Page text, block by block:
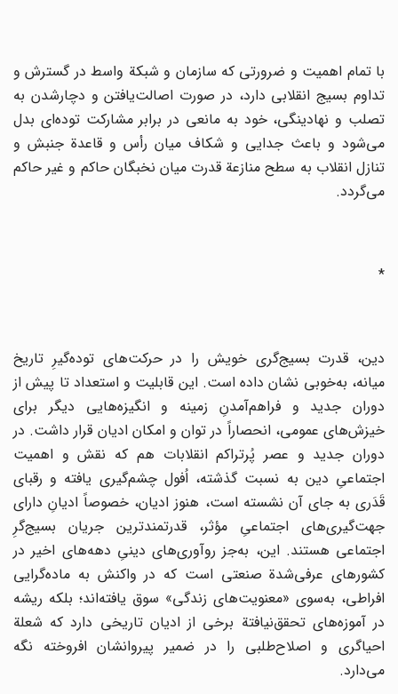
با تمام‌ اهمیت‌ و ضرورتی‌ که‌ سازمان‌ و شبکة‌ واسط‌ در گسترش‌ و
تداوم‌ بسیج‌ انقلابی‌ دارد، در صورت‌ اصالت‌یافتن‌ و دچارشدن‌ به
‌تصلب‌ و نهادینگی‌، خود به‌ مانعی‌ در برابر مشارکت‌ توده‌ای‌ بدل‌
می‌شود و باعث‌ جدایی‌ و شکاف‌ میان‌ رأس‌ و قاعدة‌ جنبش‌ و
تنازل ‌انقلاب‌ به‌ سطح‌ منازعة‌ قدرت‌ میان‌ نخبگان‌ حاکم‌ و غیر حاکم‌
می‌گردد.
دین‌، قدرت‌ بسیج‌گری‌ خویش‌ را در حرکت‌های‌ توده‌گیرِ تاریخ‌
میانه‌، به‌خوبی‌ نشان‌ داده‌ است‌. این‌ قابلیت‌ و استعداد تا پیش‌ از
دوران ‌جدید و فراهم‌آمدنِ زمینه‌ و انگیزه‌هایی‌ دیگر برای‌
خیزش‌های‌ عمومی‌، انحصاراً در توان‌ و امکان‌ ادیان‌ قرار داشت‌. در
دوران‌ جدید و عصر پُرتراکم‌ انقلابات‌ هم‌ که‌ نقش‌ و اهمیت‌
اجتماعیِ دین‌ به‌ نسبت‌ گذشته‌، اُفول‌ چشم‌گیری‌ یافته‌ و رقبای‌
قَدَری‌ به‌ جای‌ آن‌ نشسته ‌است‌، هنوز ادیان‌، خصوصاً ادیان‌ِ دارای‌
جهت‌گیری‌های‌ اجتماعی‌ِ مؤثر، قدرتمندترین‌ جریان‌ بسیج‌گرِ
اجتماعی‌ هستند. این‌، به‌جز روآوری‌های‌ دینیِ دهه‌های‌ اخیر در
کشورهای‌ عرفی‌شدة‌ صنعتی‌ است‌ که‌ در واکنش‌ به‌ ماده‌گرایی‌
افراطی‌، به‌سوی‌ «معنویت‌های ‌زندگی‌» سوق‌ یافته‌اند؛ بلکه‌ ریشه‌
در آموزه‌های‌ تحقق‌نیافتة‌ برخی‌ از ادیان‌ تاریخی دارد که‌ شعلة‌
احیاگری‌ و اصلاح‌طلبی‌ را در ضمیر پیروانشان‌ افروخته‌ نگه‌
می‌دارد.